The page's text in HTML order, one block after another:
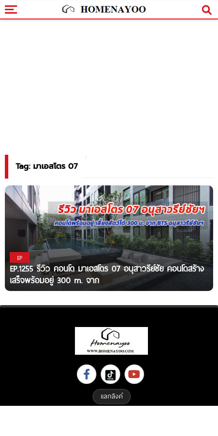
Tag: มาเอสโตร 07
EP
EP.1255 รีวิว คอนโด มาเอสโตร 07 อนุสาวรีย์ชัย คอนโดสร้าง
เสร็จพร้อมอยู่ 300 m. จาก
แลกลิงค์